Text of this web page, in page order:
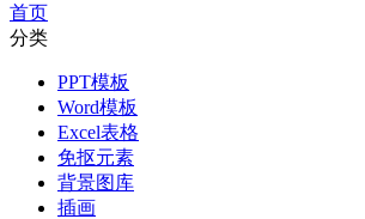
首页
分类
PPT模板
Word模板
Excel表格
免抠元素
背景图库
插画